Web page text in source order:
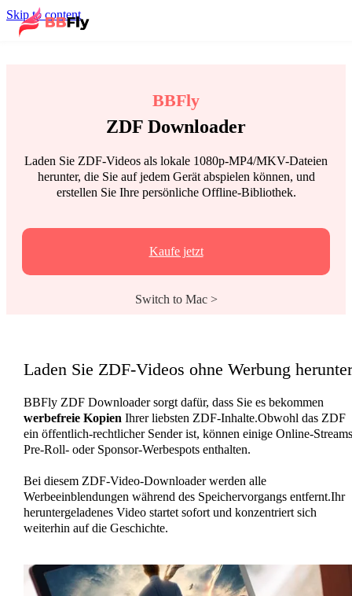
Skip to content
BBFly
ZDF Downloader
Laden Sie ZDF-Videos als lokale 1080p-MP4/MKV-Dateien
herunter, die Sie auf jedem Gerät abspielen können, und
erstellen Sie Ihre persönliche Offline-Bibliothek.
Kaufe jetzt
Switch to Mac >
Laden Sie ZDF-Videos ohne Werbung herunter
BBFly ZDF Downloader sorgt dafür, dass Sie es bekommen
werbefreie Kopien Ihrer liebsten ZDF-Inhalte.Obwohl das ZDF
ein öffentlich-rechtlicher Sender ist, können einige Online-Streams
Pre-Roll- oder Sponsor-Werbespots enthalten.
Bei diesem ZDF-Video-Downloader werden alle
Werbeeinblendungen während des Speichervorgangs entfernt.Ihr
heruntergeladenes Video startet sofort und konzentriert sich
weiterhin auf die Geschichte.